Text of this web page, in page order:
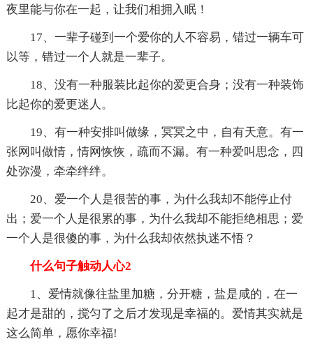
夜里能与你在一起，让我们相拥入眠！
17、一辈子碰到一个爱你的人不容易，错过一辆车可
以等，错过一个人就是一辈子。
18、没有一种服装比起你的爱更合身；没有一种装饰
比起你的爱更迷人。
19、有一种安排叫做缘，冥冥之中，自有天意。有一
张网叫做情，情网恢恢，疏而不漏。有一种爱叫思念，四
处弥漫，牵牵绊绊。
20、爱一个人是很苦的事，为什么我却不能停止付
出；爱一个人是很累的事，为什么我却不能拒绝相思；爱
一个人是很傻的事，为什么我却依然执迷不悟？
什么句子触动人心2
1、爱情就像往盐里加糖，分开糖，盐是咸的，在一
起才是甜的，搅匀了之后才发现是幸福的。爱情其实就是
这么简单，愿你幸福!